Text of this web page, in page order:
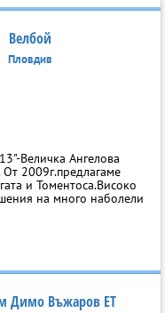
Велбой
Пловдив
Величка Ангелова
2009г.предлагаме
и Томентоса.Високо
на много наболели
Димо Въжаров ЕТ